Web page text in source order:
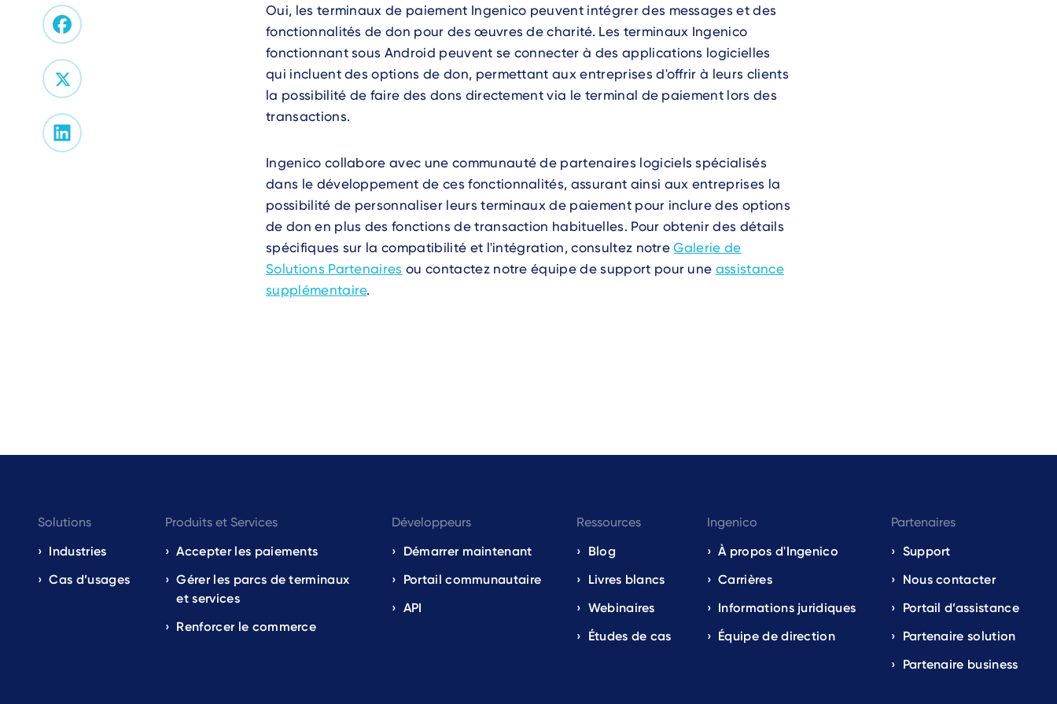
Oui, les terminaux de paiement Ingenico peuvent intégrer des messages et des
fonctionnalités de don pour des œuvres de charité. Les terminaux Ingenico
fonctionnant sous Android peuvent se connecter à des applications logicielles
qui incluent des options de don, permettant aux entreprises d'offrir à leurs clients
la possibilité de faire des dons directement via le terminal de paiement lors des
transactions.
Ingenico collabore avec une communauté de partenaires logiciels spécialisés
dans le développement de ces fonctionnalités, assurant ainsi aux entreprises la
possibilité de personnaliser leurs terminaux de paiement pour inclure des options
de don en plus des fonctions de transaction habituelles. Pour obtenir des détails
spécifiques sur la compatibilité et l'intégration, consultez notreGalerie de
Solutions Partenaires ou contactez notre équipe de support pour une assistance
supplémentaire.
Footer
navigation
EN
Solutions
Industries
Cas d’usages
Produits et Services
Accepter les paiements
Gérer les parcs de terminaux
et services
Renforcer le commerce
Développeurs
Démarrer maintenant
Portail communautaire
API
Ressources
Blog
Livres blancs
Webinaires
Études de cas
Ingenico
À propos d'Ingenico
Carrières
Informations juridiques
Équipe de direction
Partenaires
Support
Nous contacter
Portail d’assistance
Partenaire solution
Partenaire business